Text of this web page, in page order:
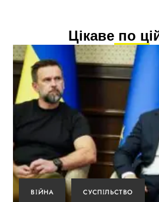
Цікаве по
ВІЙНА СУСПІЛЬСТВО